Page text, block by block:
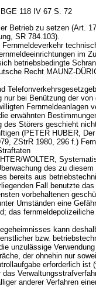
BGE 118 IV 67 S. 72
Betrieb zu setzen (Art.
SR 784.103).
im
betriebsbedingte
Recht MAUNZ-
nur bei Benützung der
Fernmeldeanlagen
erwähnten
Störers geschieht
(PETER HUBER,
ZStrR 1980, 296 f.)
WOLTER,
des zu
bereits aus
Fall benutzte
vorbehaltenen
Umständen eine
das
kann
bzw.
unzulässige
der ohnehin nur
erforderlich ist
anderer Verfahren